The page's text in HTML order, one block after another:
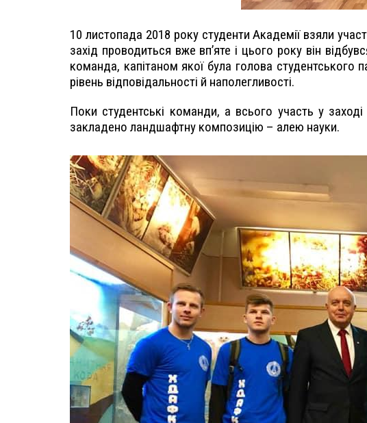
10 листопада 2018 року студенти Академії взяли
захід проводиться вже вп’яте і цього року він
команда, капітаном якої була голова
рівень відповідальності й наполегливості.
Поки студентські команди, а всього участь у
закладено ландшафтну композицію – алею науки.